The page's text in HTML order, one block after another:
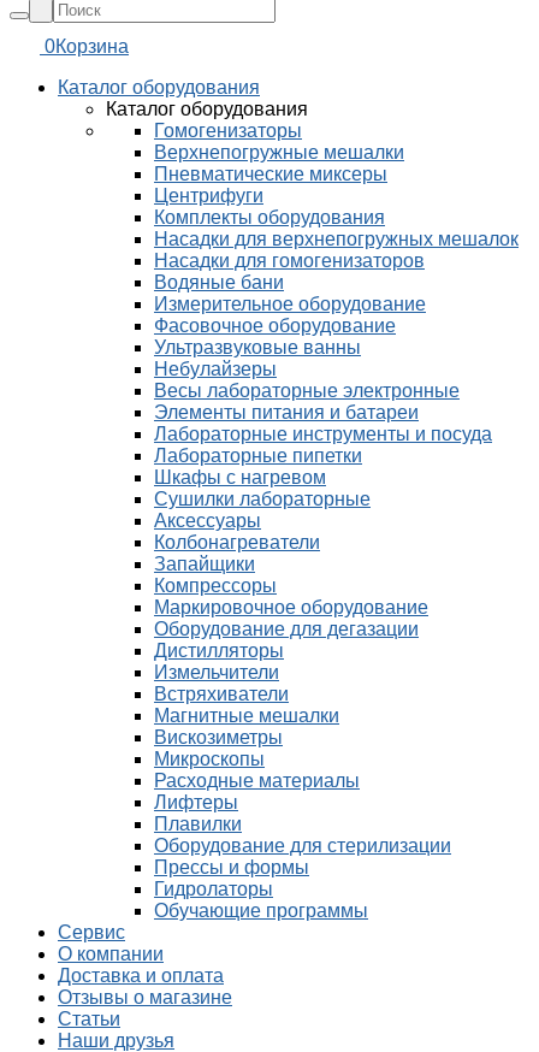
0Корзина
Каталог оборудования
Каталог оборудования
Гомогенизаторы
Верхнепогружные мешалки
Пневматические миксеры
Центрифуги
Комплекты оборудования
Насадки для верхнепогружных мешалок
Насадки для гомогенизаторов
Водяные бани
Измерительное оборудование
Фасовочное оборудование
Ультразвуковые ванны
Небулайзеры
Весы лабораторные электронные
Элементы питания и батареи
Лабораторные инструменты и посуда
Лабораторные пипетки
Шкафы с нагревом
Сушилки лабораторные
Аксессуары
Колбонагреватели
Запайщики
Компрессоры
Маркировочное оборудование
Оборудование для дегазации
Дистилляторы
Измельчители
Встряхиватели
Магнитные мешалки
Вискозиметры
Микроскопы
Расходные материалы
Лифтеры
Плавилки
Оборудование для стерилизации
Прессы и формы
Гидролаторы
Обучающие программы
Сервис
О компании
Доставка и оплата
Отзывы о магазине
Статьи
Наши друзья